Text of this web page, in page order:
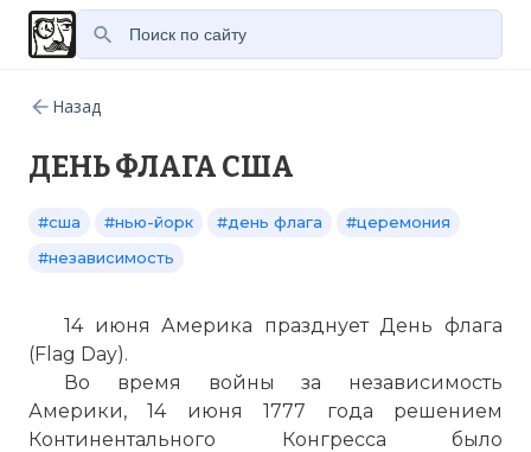
Назад
ДЕНЬ ФЛАГА США
#сша #нью-йорк #день флага
#церемония
#независимость
14 июня Америка празднует День флага
(Flag Day).
Во время войны за независимость
Америки, 14 июня 1777 года решением
Континентального Конгресса было